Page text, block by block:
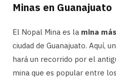
Minas en Guanajuato
El Nopal Mina es la mina
ciudad de Guanajuato. Aquí,
hará un recorrido por el
mina que es popular entre